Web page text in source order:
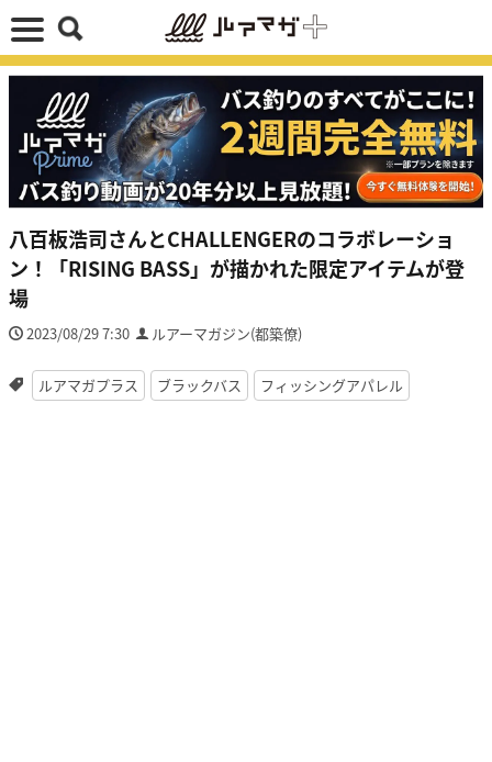
八百板浩司さんとCHALLENGERのコラボレーショ
ン！「RISING BASS」が描かれた限定アイテムが登
場
2023/08/29 7:30 ルアーマガジン(都築僚)
ルアマガプラス ブラックバス フィッシングアパレル